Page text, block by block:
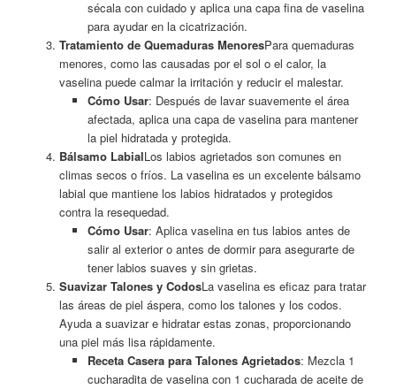
sécala con cuidado y aplica una capa fina de vaselina
para ayudar en la cicatrización.
Tratamiento de Quemaduras MenoresPara quemaduras
menores, como las causadas por el sol o el calor, la
vaselina puede calmar la irritación y reducir el malestar.
Cómo Usar: Después de lavar suavemente el área
afectada, aplica una capa de vaselina para mantener
la piel hidratada y protegida.
Bálsamo LabialLos labios agrietados son comunes en
climas secos o fríos. La vaselina es un excelente bálsamo
labial que mantiene los labios hidratados y protegidos
contra la resequedad.
Cómo Usar: Aplica vaselina en tus labios antes de
salir al exterior o antes de dormir para asegurarte de
tener labios suaves y sin grietas.
Suavizar Talones y CodosLa vaselina es eficaz para tratar
las áreas de piel áspera, como los talones y los codos.
Ayuda a suavizar e hidratar estas zonas, proporcionando
una piel más lisa rápidamente.
Receta Casera para Talones Agrietados: Mezcla 1
cucharadita de vaselina con 1 cucharada de aceite de